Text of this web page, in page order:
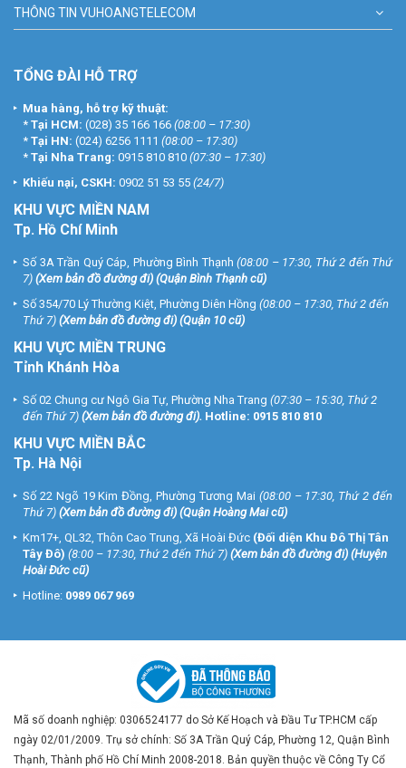
THÔNG TIN VUHOANGTELECOM
TỔNG ĐÀI HỖ TRỢ
Mua hàng, hỗ trợ kỹ thuật:
* Tại HCM: (028) 35 166 166 (08:00 – 17:30)
* Tại HN: (024) 6256 1111 (08:00 – 17:30)
* Tại Nha Trang: 0915 810 810 (07:30 – 17:30)
Khiếu nại, CSKH: 0902 51 53 55 (24/7)
KHU VỰC MIỀN NAM
Tp. Hồ Chí Minh
Số 3A Trần Quý Cáp, Phường Bình Thạnh (08:00 – 17:30, Thứ 2 đến Thứ
7) (Xem bản đồ đường đi) (Quận Bình Thạnh cũ)
Số 354/70 Lý Thường Kiệt, Phường Diên Hồng (08:00 – 17:30, Thứ 2 đến
Thứ 7) (Xem bản đồ đường đi) (Quận 10 cũ)
KHU VỰC MIỀN TRUNG
Tỉnh Khánh Hòa
Số 02 Chung cư Ngô Gia Tự, Phường Nha Trang (07:30 – 15:30, Thứ 2
đến Thứ 7) (Xem bản đồ đường đi). Hotline: 0915 810 810
KHU VỰC MIỀN BẮC
Tp. Hà Nội
Số 22 Ngõ 19 Kim Đồng, Phường Tương Mai (08:00 – 17:30, Thứ 2 đến
Thứ 7) (Xem bản đồ đường đi) (Quận Hoàng Mai cũ)
Km17+, QL32, Thôn Cao Trung, Xã Hoài Đức (Đối diện Khu Đô Thị Tân
Tây Đô) (8:00 – 17:30, Thứ 2 đến Thứ 7) (Xem bản đồ đường đi) (Huyện
Hoài Đức cũ)
Hotline: 0989 067 969
Mã số doanh nghiệp: 0306524177 do Sở Kế Hoạch và Đầu Tư TP.HCM cấp
ngày 02/01/2009. Trụ sở chính: Số 3A Trần Quý Cáp, Phường 12, Quận Bình
Thạnh, Thành phố Hồ Chí Minh 2008-2018. Bản quyền thuộc về Công Ty Cổ